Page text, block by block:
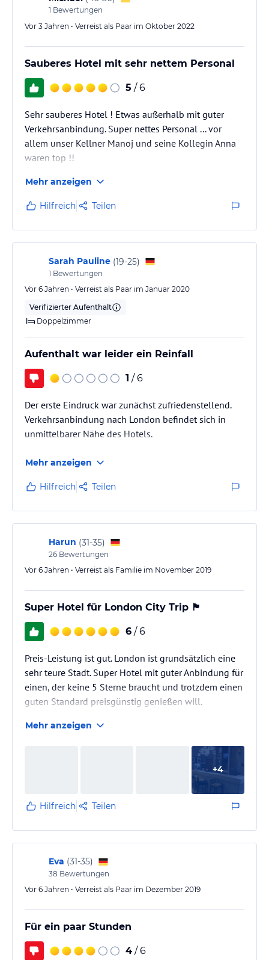
1 Bewertungen
Vor 3 Jahren • Verreist als Paar im Oktober 2022
Sauberes Hotel mit sehr nettem Personal
5 / 6
Sehr sauberes Hotel ! Etwas außerhalb mit guter
Verkehrsanbindung. Super nettes Personal ... vor
allem unser Kellner Manoj und seine Kollegin Anna
waren top !!
Wir haben uns sehr wohl gefühlt und kommen gerne
wieder !!
Mehr anzeigen
Hilfreich Teilen
Sarah Pauline (19-25)
1 Bewertungen
Vor 6 Jahren • Verreist als Paar im Januar 2020
Verifizierter Aufenthalt
Doppelzimmer
Aufenthalt war leider ein Reinfall
1 / 6
Der erste Eindruck war zunächst zufriedenstellend.
Verkehrsanbindung nach London befindet sich in
unmittelbarer Nähe des Hotels.
Mehr anzeigen
Hilfreich Teilen
Harun (31-35)
26 Bewertungen
Vor 6 Jahren • Verreist als Familie im November 2019
Super Hotel für London City Trip 🏴󠁧󠁢󠁥󠁮󠁧󠁿
6 / 6
Preis-Leistung ist gut. London ist grundsätzlich eine
sehr teure Stadt. Super Hotel mit guter Anbindung für
einen, der keine 5 Sterne braucht und trotzdem einen
guten Standard preisgünstig genießen will.
Mehr anzeigen
+4
Hilfreich Teilen
Eva (31-35)
38 Bewertungen
Vor 6 Jahren • Verreist als Paar im Dezember 2019
Für ein paar Stunden
4 / 6